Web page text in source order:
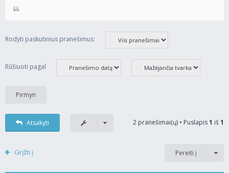
Rodyti paskutinius pranešimus:
Rūšiuoti pagal
Atsakyti 2 pranešimai(ų) • Puslapis1 iš1
Grįžti į Pereiti į